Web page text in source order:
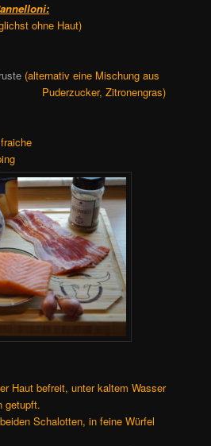
ohne Haut)
(alternativ eine Mischung aus
Zitronengras)
Haut befreit, unter kaltem Wasser
getupft.
Schalotten, in feine Würfel